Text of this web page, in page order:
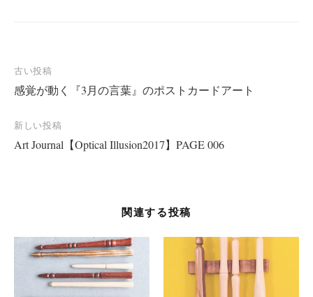
投
稿
ナ
ビ
ン
古い投稿
感覚が動く『3月の言葉』のポストカードアート
新しい投稿
Art Journal【Optical Illusion2017】PAGE 006
関連する投稿